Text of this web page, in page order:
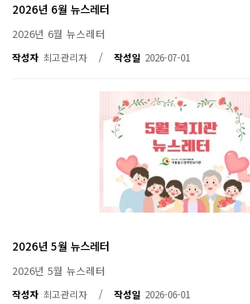
2026년 6월 뉴스레터
2026년 6월 뉴스레터
작성자 최고관리자 / 작성일 2026-07-01
2026년 5월 뉴스레터
2026년 5월 뉴스레터
작성자 최고관리자 / 작성일 2026-06-01